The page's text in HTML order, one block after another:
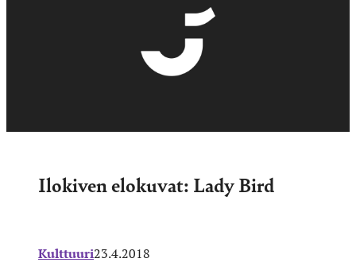
Ilokiven elokuvat: Lady Bird
Kulttuuri23.4.2018